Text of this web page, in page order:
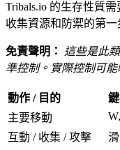
Tribals.io 的生存性質
收集資源和防禦的第一
免責聲明：
這些是此
準控制。實際控制可能
動作 / 目的
主要移動
互動 / 收集 / 攻擊